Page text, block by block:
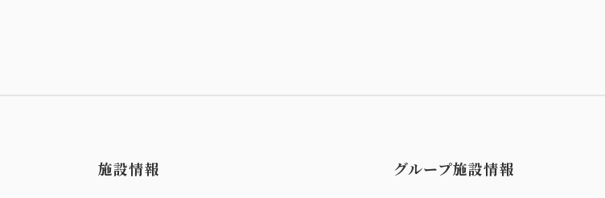
施設情報 グループ施設情報